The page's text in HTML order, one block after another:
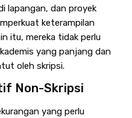
lapangan, dan proyek
keterampilan
itu, mereka tidak perlu
yang panjang dan
oleh skripsi.
Non-Skripsi
yang perlu